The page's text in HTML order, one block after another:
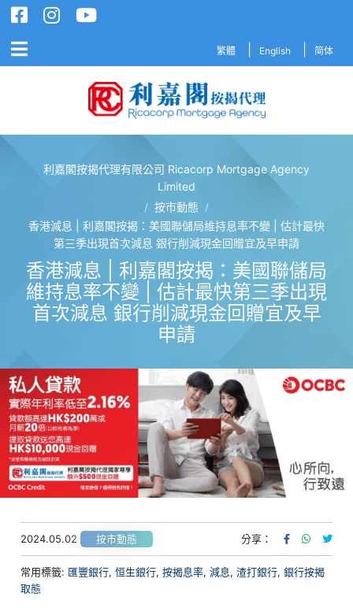
繁體 English 简体
利嘉閣按揭代理有限公司 Ricacorp Mortgage Agency
Limited 利嘉閣按揭代理有限公司
/ 按市動態 /
香港減息 | 利嘉閣按揭：美國聯儲局維持息率不變 | 估計最快
第三季出現首次減息 銀行削減現金回贈宜及早申請
香港減息 | 利嘉閣按揭：美國聯儲局
維持息率不變 | 估計最快第三季出現
首次減息 銀行削減現金回贈宜及早
申請
2024.05.02 按市動態 分享：
常用標籤: 匯豐銀行,恒生銀行,按揭息率,減息,渣打銀行,銀行按揭
取態